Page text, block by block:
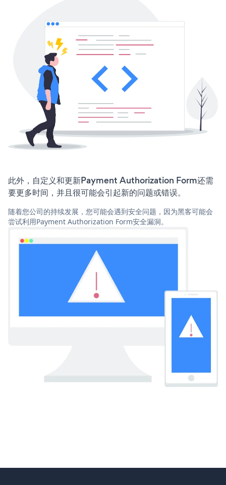
此外，自定义和更新Payment Authorization Form还需
要更多时间，并且很可能会引起新的问题或错误。
随着您公司的持续发展，您可能会遇到安全问题，因为黑客可能会
尝试利用Payment Authorization Form安全漏洞。